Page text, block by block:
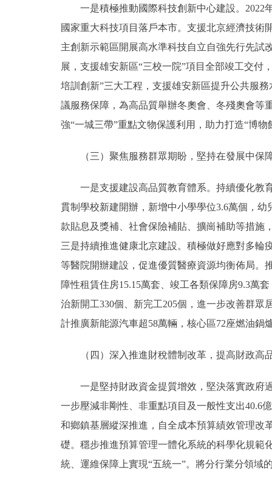
一是積極推動國際科技創新中心建設。2022年
國家重大科技項目落戶本市。支援北京經濟技術
主創新示範區開展高水準科技自立自強先行先試
展，支援雄安新區“三校一院”項目全部竣工交付
培訓創新”三大工程，支援雄安新區提升公共服
議服務保障，為高品質舉辦冬奧會、冬殘奧會等
強“一城三帶”重點文物保護利用，助力打造“博物
（三）聚焦服務群眾期盼，堅持在發展中保
一是支援建設高品質教育體系。持續優化教育
貫制學校新建開辦，新增中小學學位3.6萬個，
款貼息及獎補、社會保險補貼、擴崗補助等措施
三是持續推進健康北京建設。積極做好應對多輪
等醫院開辦建設，促進優質醫療資源均衡佈局。
障性租賃住房15.15萬套、竣工各類保障房9.3萬
治新開工330個、新完工205個，進一步改善群
計推廣新能源汽車超58萬輛，核心區72座燃油鍋
（四）深入推進財稅體制改革，提高財政高
一是堅持財政資金提質增效，堅決落實政府過
一步壓減非剛性、非重點項目及一般性支出40.6
和鄉鎮基層縱深推進，自全成本預算績效管理改
礎。穩步推進預算管理一體化系統的科學化規範
統、運維保障上實現“五統一”。將分行業分領域